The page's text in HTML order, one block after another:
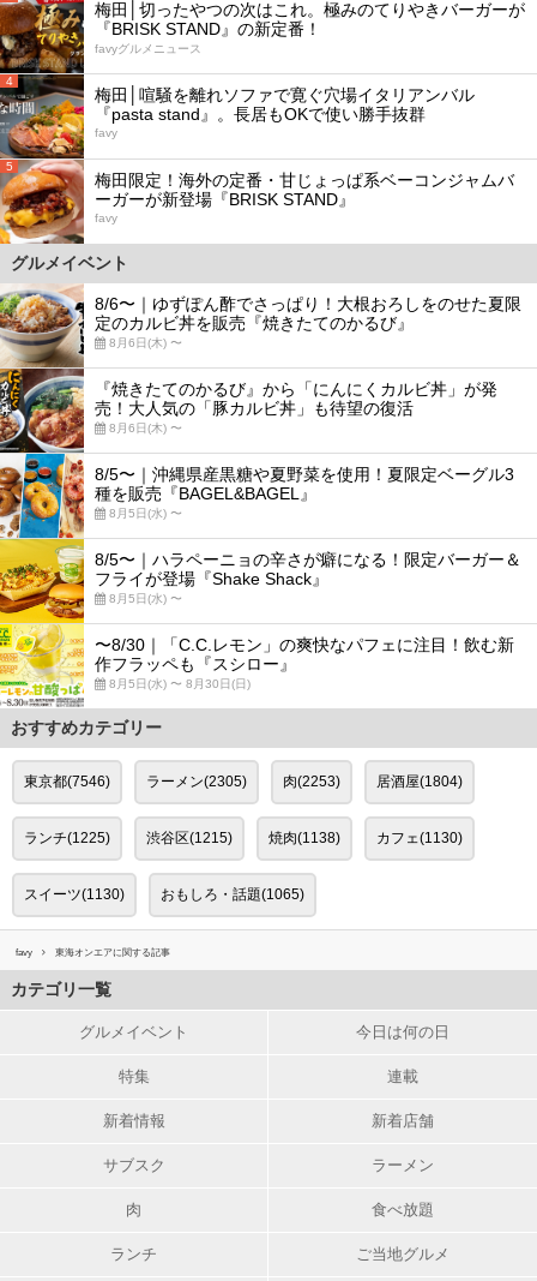
梅田│切ったやつの次はこれ。極みのてりやきバーガーが
『BRISK STAND』の新定番！
favyグルメニュース
4
梅田│喧騒を離れソファで寛ぐ穴場イタリアンバル
『pasta stand』。長居もOKで使い勝手抜群
favy
5
梅田限定！海外の定番・甘じょっぱ系ベーコンジャムバ
ーガーが新登場『BRISK STAND』
favy
グルメイベント
8/6〜｜ゆずぽん酢でさっぱり！大根おろしをのせた夏限
定のカルビ丼を販売『焼きたてのかるび』
8月6日(木) 〜
『焼きたてのかるび』から「にんにくカルビ丼」が発
売！大人気の「豚カルビ丼」も待望の復活
8月6日(木) 〜
8/5〜｜沖縄県産黒糖や夏野菜を使用！夏限定ベーグル3
種を販売『BAGEL&BAGEL』
8月5日(水) 〜
8/5〜｜ハラペーニョの辛さが癖になる！限定バーガー＆
フライが登場『Shake Shack』
8月5日(水) 〜
〜8/30｜「C.C.レモン」の爽快なパフェに注目！飲む新
作フラッペも『スシロー』
8月5日(水) 〜 8月30日(日)
おすすめカテゴリー
東京都(7546) ラーメン(2305) 肉(2253) 居酒屋(1804)
ランチ(1225) 渋谷区(1215) 焼肉(1138) カフェ(1130)
スイーツ(1130) おもしろ・話題(1065)
favy 東海オンエアに関する記事
カテゴリ一覧
グルメイベント 今日は何の日
特集 連載
新着情報 新着店舗
サブスク ラーメン
肉 食べ放題
ランチ ご当地グルメ